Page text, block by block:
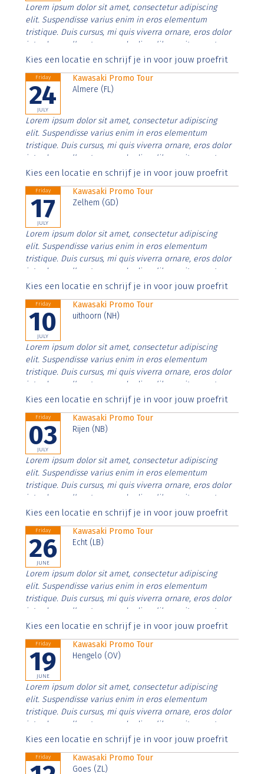
Lorem ipsum dolor sit amet, consectetur adipiscing
elit. Suspendisse varius enim in eros elementum
tristique. Duis cursus, mi quis viverra ornare, eros dolor
interdum nulla, ut commodo diam libero vitae erat.
Aenean faucibus nibh et justo cursus id rutrum lorem
Kies een locatie en schrijf je in voor jouw proefrit
Friday
24
JULY
Kawasaki Promo Tour
Almere (FL)
Lorem ipsum dolor sit amet, consectetur adipiscing
elit. Suspendisse varius enim in eros elementum
tristique. Duis cursus, mi quis viverra ornare, eros dolor
interdum nulla, ut commodo diam libero vitae erat.
Aenean faucibus nibh et justo cursus id rutrum lorem
Kies een locatie en schrijf je in voor jouw proefrit
Friday
17
JULY
Kawasaki Promo Tour
Zelhem (GD)
Lorem ipsum dolor sit amet, consectetur adipiscing
elit. Suspendisse varius enim in eros elementum
tristique. Duis cursus, mi quis viverra ornare, eros dolor
interdum nulla, ut commodo diam libero vitae erat.
Aenean faucibus nibh et justo cursus id rutrum lorem
Kies een locatie en schrijf je in voor jouw proefrit
Friday
10
JULY
Kawasaki Promo Tour
uithoorn (NH)
Lorem ipsum dolor sit amet, consectetur adipiscing
elit. Suspendisse varius enim in eros elementum
tristique. Duis cursus, mi quis viverra ornare, eros dolor
interdum nulla, ut commodo diam libero vitae erat.
Aenean faucibus nibh et justo cursus id rutrum lorem
Kies een locatie en schrijf je in voor jouw proefrit
Friday
03
JULY
Kawasaki Promo Tour
Rijen (NB)
Lorem ipsum dolor sit amet, consectetur adipiscing
elit. Suspendisse varius enim in eros elementum
tristique. Duis cursus, mi quis viverra ornare, eros dolor
interdum nulla, ut commodo diam libero vitae erat.
Aenean faucibus nibh et justo cursus id rutrum lorem
Kies een locatie en schrijf je in voor jouw proefrit
Friday
26
JUNE
Kawasaki Promo Tour
Echt (LB)
Lorem ipsum dolor sit amet, consectetur adipiscing
elit. Suspendisse varius enim in eros elementum
tristique. Duis cursus, mi quis viverra ornare, eros dolor
interdum nulla, ut commodo diam libero vitae erat.
Aenean faucibus nibh et justo cursus id rutrum lorem
Kies een locatie en schrijf je in voor jouw proefrit
Friday
19
JUNE
Kawasaki Promo Tour
Hengelo (OV)
Lorem ipsum dolor sit amet, consectetur adipiscing
elit. Suspendisse varius enim in eros elementum
tristique. Duis cursus, mi quis viverra ornare, eros dolor
interdum nulla, ut commodo diam libero vitae erat.
Aenean faucibus nibh et justo cursus id rutrum lorem
Kies een locatie en schrijf je in voor jouw proefrit
Friday
Kawasaki Promo Tour
Goes (ZL)